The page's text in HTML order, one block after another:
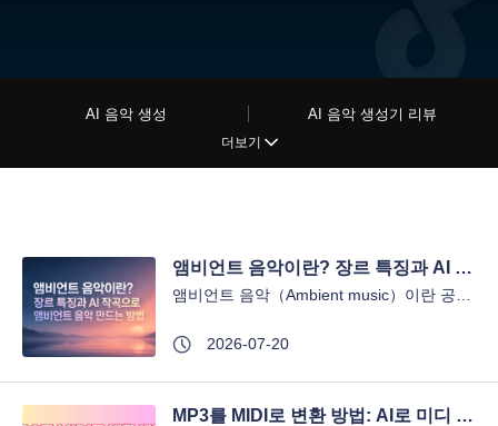
AI 음악 생성 AI 음악 생성기 리뷰
더보기
앰비언트 음악이란? 장르 특징과 AI 작곡으로 앰비언트 음악 만드는 방법
2026-07-20
MP3를 MIDI로 변환 방법: AI로 미디 음악 쉽게 만들기